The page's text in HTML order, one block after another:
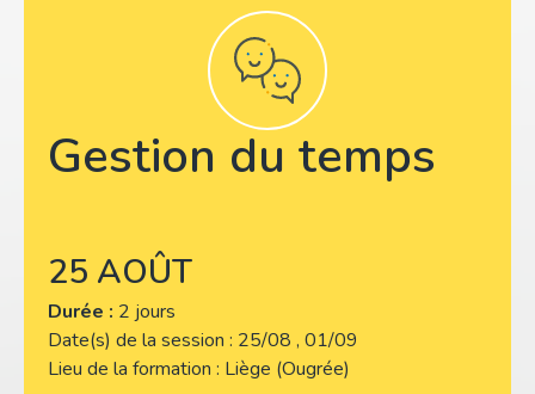
Gestion du temps
25 AOÛT
Durée : 2 jours
Date(s) de la session 25/08 , 01/09
Lieu de la formation Liège (Ougrée)